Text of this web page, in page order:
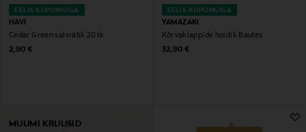
EELIS KUPONGIGA
HAVI
Cedar Green salvrätik 20 tk
Original Price
2,90 €
EELIS KUPONGIGA
YAMAZAKI
Kõrvaklappide hoidik Bautes
Original Price
32,90 €
MUUMI KRUUSID